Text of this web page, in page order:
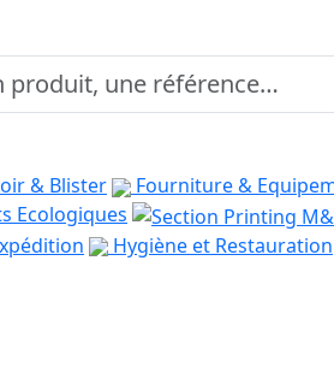
& Blister Fourniture &
Ecologiques
Hygiène et Restauration